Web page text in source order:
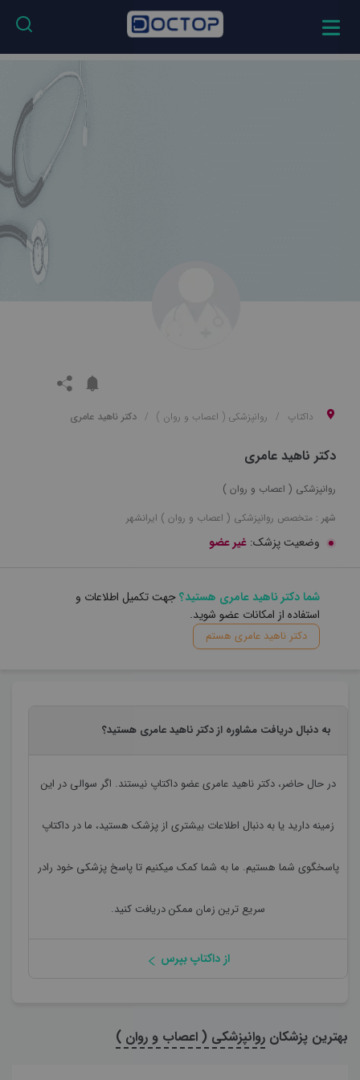
داکتاپ روانپزشکی ( اعصاب و روان ) دکتر ناهید عامری
دکتر ناهید عامری
روانپزشکی ( اعصاب و روان )
شهر : متخصص روانپزشکی ( اعصاب و روان ) ایرانشهر
وضعیت پزشک: غیر عضو
شما دکتر ناهید عامری هستید؟جهت تکمیل اطلاعات و
استفاده از امکانات عضو شوید.
دکتر ناهید عامری هستم
به دنبال دریافت مشاوره از دکتر ناهید عامری هستید؟
در حال حاضر،دکتر ناهید عامریعضو داکتاپ نیستند. اگر سوالی در این
زمینه دارید یا به دنبال اطلاعات بیشتری از پزشک هستید، ما در داکتاپ
پاسخگوی شما هستیم. ما به شما کمک میکنیم تا پاسخ پزشکی خود رادر
سریع ترین زمان ممکن دریافت کنید.
از داکتاپ بپرس
بهترین پزشکان روانپزشکی ( اعصاب و روان )